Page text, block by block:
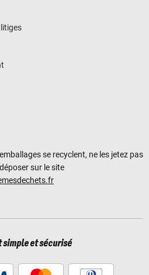
se recyclent, ne les jetez pas
sur le site
simple et sécurisé